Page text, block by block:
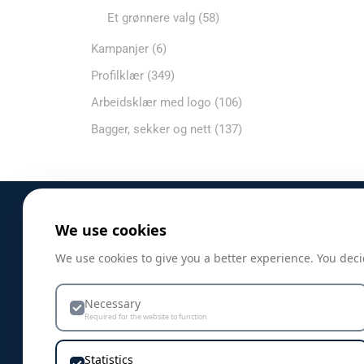
Et grønnere valg (58)
Kampanjer (6)
Profilklær (349)
Arbeidsklær med logo (106)
Bagger, sekker og nett (137)
Profilklær
Profilprodukter
Nyheter
We use cookies
We use cookies to give you a better experience. You
Necessary
Required for the website to function
Statistics